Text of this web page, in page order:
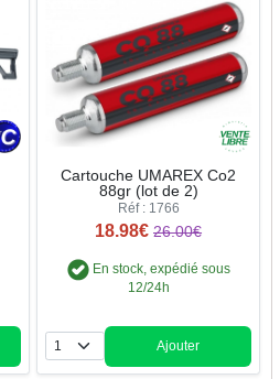
Cartouche UMAREX Co2
88gr (lot de 2)
Réf : 1766
18.98€ 26.00€
En stock, expédié sous
12/24h
Quantité
Ajouter